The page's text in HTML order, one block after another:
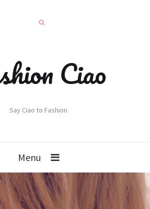
Ciao
Say Ciao to Fashion
Menu